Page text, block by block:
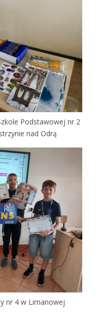
Podstawowej nr 2
nad Odrą
nr 4 w Limanowej